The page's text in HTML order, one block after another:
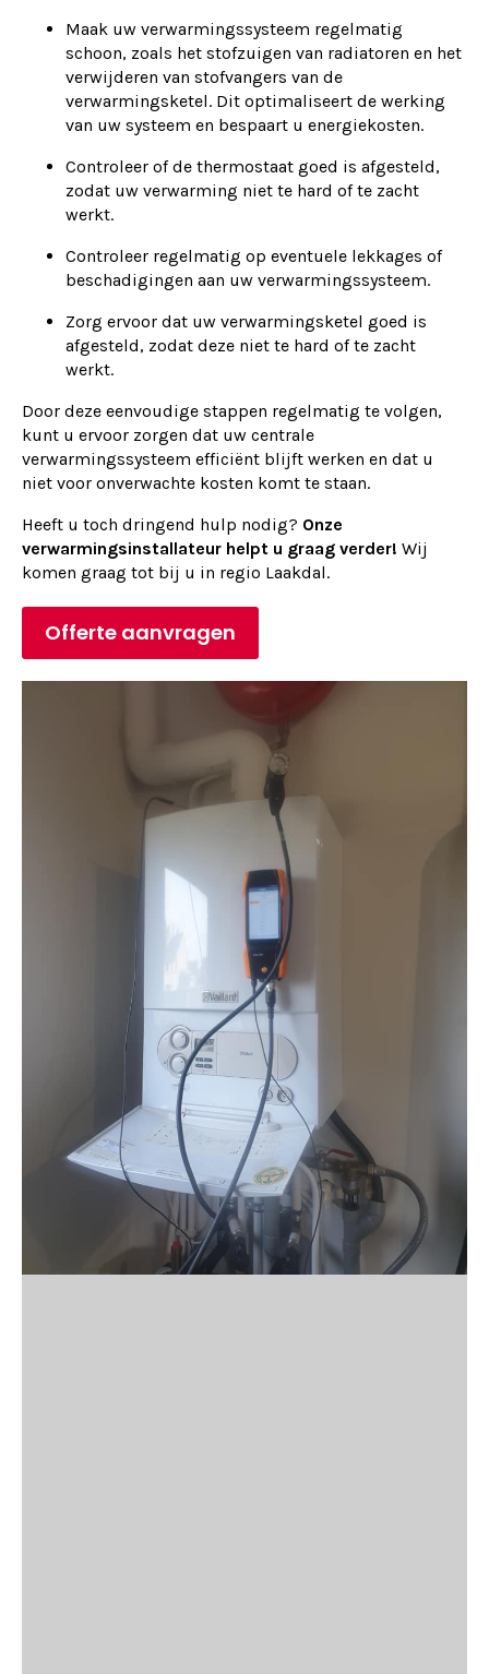
Maak uw verwarmingssysteem regelmatig
schoon, zoals het stofzuigen van radiatoren en het
verwijderen van stofvangers van de
verwarmingsketel. Dit optimaliseert de werking
van uw systeem en bespaart u energiekosten.
Controleer of de thermostaat goed is afgesteld,
zodat uw verwarming niet te hard of te zacht
werkt.
Controleer regelmatig op eventuele lekkages of
beschadigingen aan uw verwarmingssysteem.
Zorg ervoor dat uw verwarmingsketel goed is
afgesteld, zodat deze niet te hard of te zacht
werkt.
Door deze eenvoudige stappen regelmatig te volgen,
kunt u ervoor zorgen dat uw centrale
verwarmingssysteem efficiënt blijft werken en dat u
niet voor onverwachte kosten komt te staan.
Heeft u toch dringend hulp nodig? Onze
verwarmingsinstallateur helpt u graag verder! Wij
komen graag tot bij u in regio Laakdal.
Offerte aanvragen